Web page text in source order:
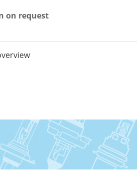
on request